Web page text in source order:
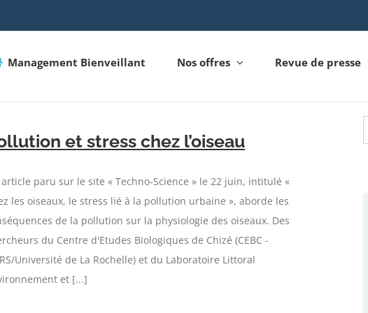
Management Bienveillant Nos offres Revue de presse
et stress chez l’oiseau
article paru sur le site « Techno-Science » le 22 juin, intitulé «
les oiseaux, le stress lié à la pollution urbaine », aborde les
de la pollution sur la physiologie des oiseaux. Des
du Centre d'Etudes Biologiques de Chizé (CEBC -
Université de La Rochelle) et du Laboratoire Littoral
et [...]